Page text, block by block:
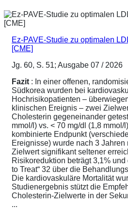
Ez-PAVE-Studie zu optimalen
[CME]
Jg. 60, S. 51; Ausgabe 07 / 2026
Fazit : In einer offenen,
Südkorea wurden bei
Hochrisikopatienten –
klinischen Ereignis – zwei
Cholesterin gegeneinander
mmol/l) vs. < 70 mg/dl (1,8 mmol/
kombinierte Endpunkt
Ereignisse) wurde nach 3 Jahren
Zielwert signifikant seltener
Risikoreduktion beträgt 3,1% und
to Treat“ 32 über die
Die kardiovaskuläre Mortalität
Studienergebnis stützt die
Cholesterin-Zielwerte in der
...